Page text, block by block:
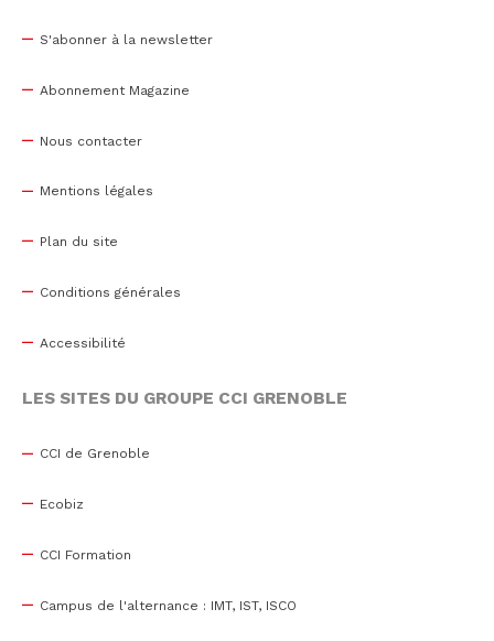
S'abonner à la newsletter
Abonnement Magazine
Nous contacter
Mentions légales
Plan du site
Conditions générales
Accessibilité
LES SITES DU GROUPE CCI GRENOBLE
CCI de Grenoble
Ecobiz
CCI Formation
Campus de l'alternance : IMT, IST, ISCO